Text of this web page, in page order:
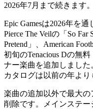
2026年7月まで続きます。
Epic Gamesは2026年を通
Pierce The Veilの「So Far
Pretend」、American
初旬のTenacious Dの無
ナー楽曲を追加しまし
カタログは以前の年より
楽曲の追加以外で最大
削除です。メインステー